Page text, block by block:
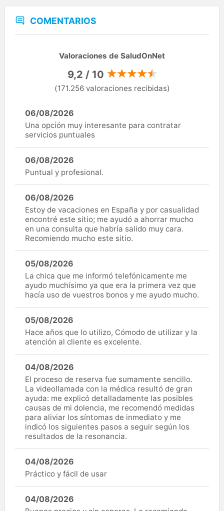
COMENTARIOS
Valoraciones de SaludOnNet
9,2 / 10
(171.256 valoraciones recibidas)
06/08/2026
Una opción muy interesante para contratar
servicios puntuales
06/08/2026
Puntual y profesional.
06/08/2026
Estoy de vacaciones en España y por casualidad
encontré este sitio; me ayudó a ahorrar mucho
en una consulta que habría salido muy cara.
Recomiendo mucho este sitio.
05/08/2026
La chica que me informó telefónicamente me
ayudo muchísimo ya que era la primera vez que
hacía uso de vuestros bonos y me ayudo mucho.
05/08/2026
Hace años que lo utilizo, Cómodo de utilizar y la
atención al cliente es excelente.
04/08/2026
El proceso de reserva fue sumamente sencillo.
La videollamada con la médica resultó de gran
ayuda: me explicó detalladamente las posibles
causas de mi dolencia, me recomendó medidas
para aliviar los síntomas de inmediato y me
indicó los siguientes pasos a seguir según los
resultados de la resonancia.
04/08/2026
Práctico y fácil de usar
04/08/2026